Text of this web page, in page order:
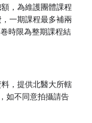
，為維護團體課程
一期課程最多補兩
時限為整期課程結
，提供北醫大所轄
如不同意拍攝請告